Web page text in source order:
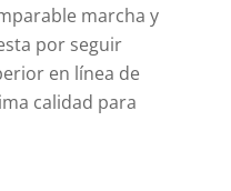
marcha y
por seguir
en línea de
calidad para